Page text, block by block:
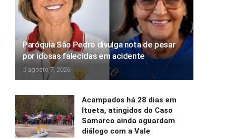
Paróquia São Pedro divulga nota de pesar
por idosas falecidas em acidente
agosto 7, 2026
Acampados há 28 dias em
Itueta, atingidos do Caso
Samarco ainda aguardam
diálogo com a Vale